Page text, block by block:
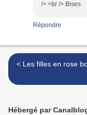
/> <br /> Bises
Répondre
< Les filles en rose
Hébergé par